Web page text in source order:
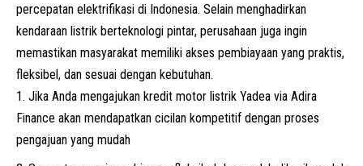
percepatan elektrifikasi di Indonesia. Selain menghadirkan
kendaraan listrik berteknologi pintar, perusahaan juga ingin
memastikan masyarakat memiliki akses pembiayaan yang praktis,
fleksibel, dan sesuai dengan kebutuhan.
Jika Anda mengajukan kredit motor listrik Yadea via Adira
Finance akan mendapatkan cicilan kompetitif dengan proses
pengajuan yang mudah